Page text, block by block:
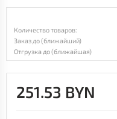
Количество товаров:
Заказ до (ближайший)
Отгрузка до (ближайшая)
251.53 BYN